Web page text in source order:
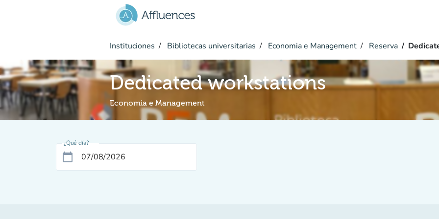
Instituciones Bibliotecas universitarias Economia e Management Reserva
Dedicated workstations
Economia e Management
¿Qué día?
calendar_today